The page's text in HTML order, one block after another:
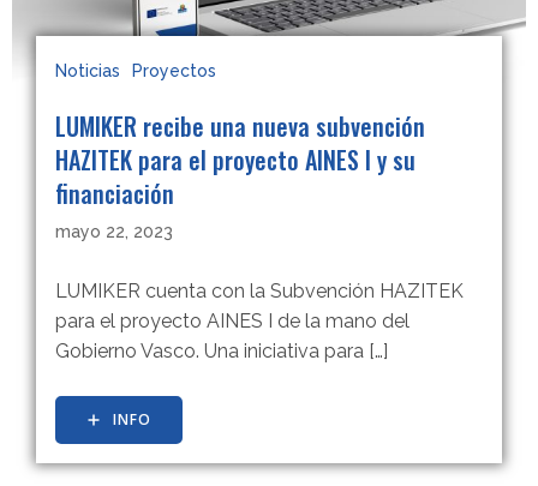
Noticias Proyectos
LUMIKER recibe una nueva subvención
HAZITEK para el proyecto AINES I y su
financiación
mayo 22, 2023
LUMIKER cuenta con la Subvención HAZITEK
para el proyecto AINES I de la mano del
Gobierno Vasco. Una iniciativa para […]
INFO